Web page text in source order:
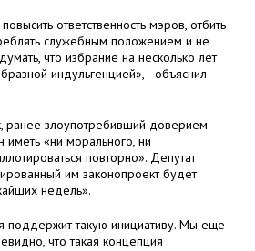
ответственность мэров, отбить
служебным положением и не
что избрание на несколько лет
индульгенцией»,– объяснил
ранее злоупотребивший доверием
«ни морального, ни
повторно». Депутат
им законопроект будет
недель».
поддержит такую инициативу. Мы еще
что такая концепция